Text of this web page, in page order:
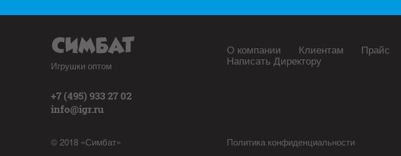
Игрушки оптом
+7 (495) 933 27 02
info@igr.ru
© 2018 «Симбат»
О компании Клиентам Прайс
Написать Директору
Политика конфиденциальности